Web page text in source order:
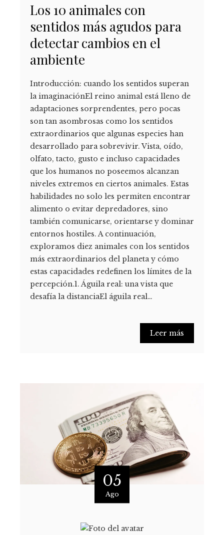
Los 10 animales con
sentidos más agudos para
detectar cambios en el
ambiente
Introducción: cuando los sentidos superan
la imaginaciónEl reino animal está lleno de
adaptaciones sorprendentes, pero pocas
son tan asombrosas como los sentidos
extraordinarios que algunas especies han
desarrollado para sobrevivir. Vista, oído,
olfato, tacto, gusto e incluso capacidades
que los humanos no poseemos alcanzan
niveles extremos en ciertos animales. Estas
habilidades no solo les permiten encontrar
alimento o evitar depredadores, sino
también comunicarse, orientarse y dominar
entornos hostiles. A continuación,
exploramos diez animales con los sentidos
más extraordinarios del planeta y cómo
estas capacidades redefinen los límites de la
percepción.1. Águila real: una vista que
desafía la distanciaEl águila real…
Leer más
05
Ago